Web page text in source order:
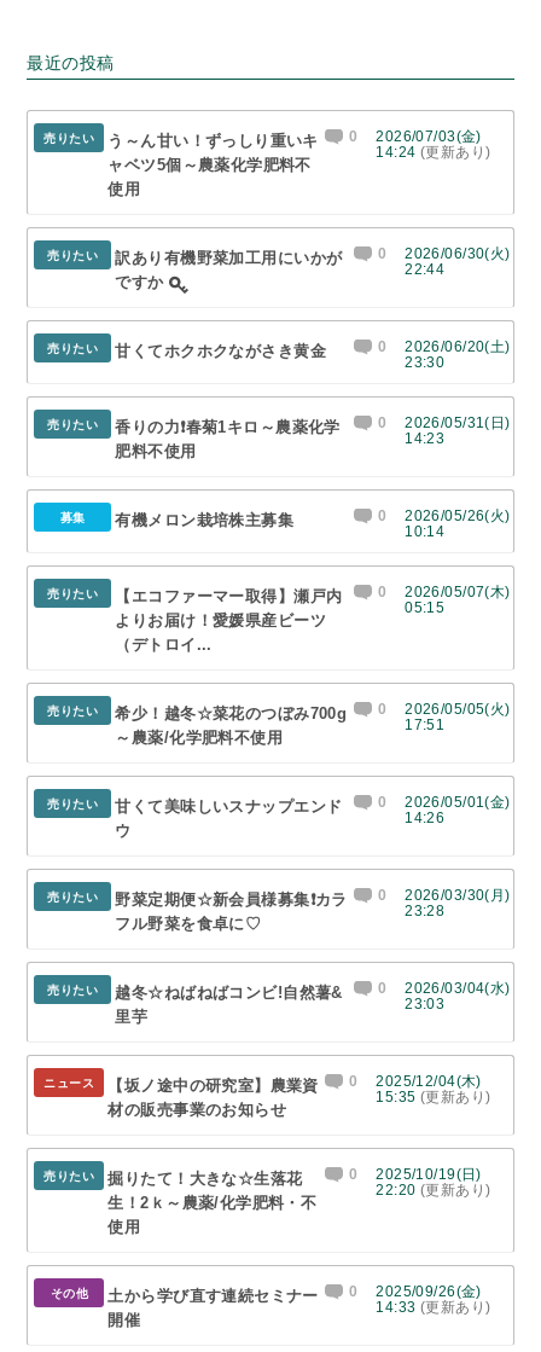
最近の投稿
売りたい
う～ん甘い！ずっしり重いキ
ャベツ5個～農薬化学肥料不
使用
0
2026/07/03(金)
14:24 (更新あり)
売りたい
訳あり有機野菜加工用にいかが
ですか
0
2026/06/30(火)
22:44
売りたい 甘くてホクホクながさき黄金 0
2026/06/20(土)
23:30
売りたい
香りの力❗春菊1キロ～農薬化学
肥料不使用
0
2026/05/31(日)
14:23
募集 有機メロン栽培株主募集 0
2026/05/26(火)
10:14
売りたい
【エコファーマー取得】瀬戸内
よりお届け！愛媛県産ビーツ
（デトロイ...
0
2026/05/07(木)
05:15
売りたい
希少！越冬☆菜花のつぼみ700g
～農薬/化学肥料不使用
0
2026/05/05(火)
17:51
売りたい
甘くて美味しいスナップエンド
ウ
0
2026/05/01(金)
14:26
売りたい
野菜定期便☆新会員様募集❗カラ
フル野菜を食卓に♡
0
2026/03/30(月)
23:28
売りたい
越冬☆ねばねばコンビ!自然薯&
里芋
0
2026/03/04(水)
23:03
ニュース
【坂ノ途中の研究室】農業資
材の販売事業のお知らせ
0
2025/12/04(木)
15:35 (更新あり)
売りたい
掘りたて！大きな☆生落花
生！2ｋ～農薬/化学肥料・不
使用
0
2025/10/19(日)
22:20 (更新あり)
その他
土から学び直す連続セミナー
開催
0
2025/09/26(金)
14:33 (更新あり)